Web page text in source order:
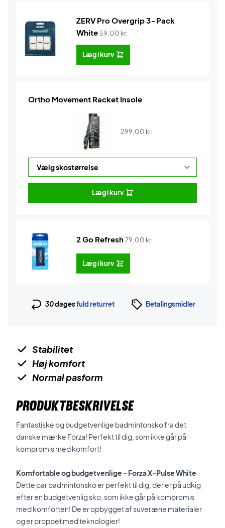
ZERV Pro Overgrip 3-Pack
White 59,00 kr.
Læg i kurv
Ortho Movement Racket Insole
299,00 kr.
Læg i kurv
2 Go Refresh79,00 kr.
Læg i kurv
30 dagesfuld returret Betalingsmidler
Stabilitet
Høj komfort
Normal pasform
PRODUKTBESKRIVELSE
Fantastiske og budgetvenlige badmintonsko fra det
danske mærke Forza! Perfekt til dig, som ikke går på
kompromis med komfort!
Komfortable og budgetvenlige - Forza X-Pulse White
Dette par badmintonsko er perfekt til dig, der er på udkig
efter en budgetvenlig sko, som ikke går på kompromis
med komforten! De er opbygget af suveræne materialer
og er proppet med teknologier!